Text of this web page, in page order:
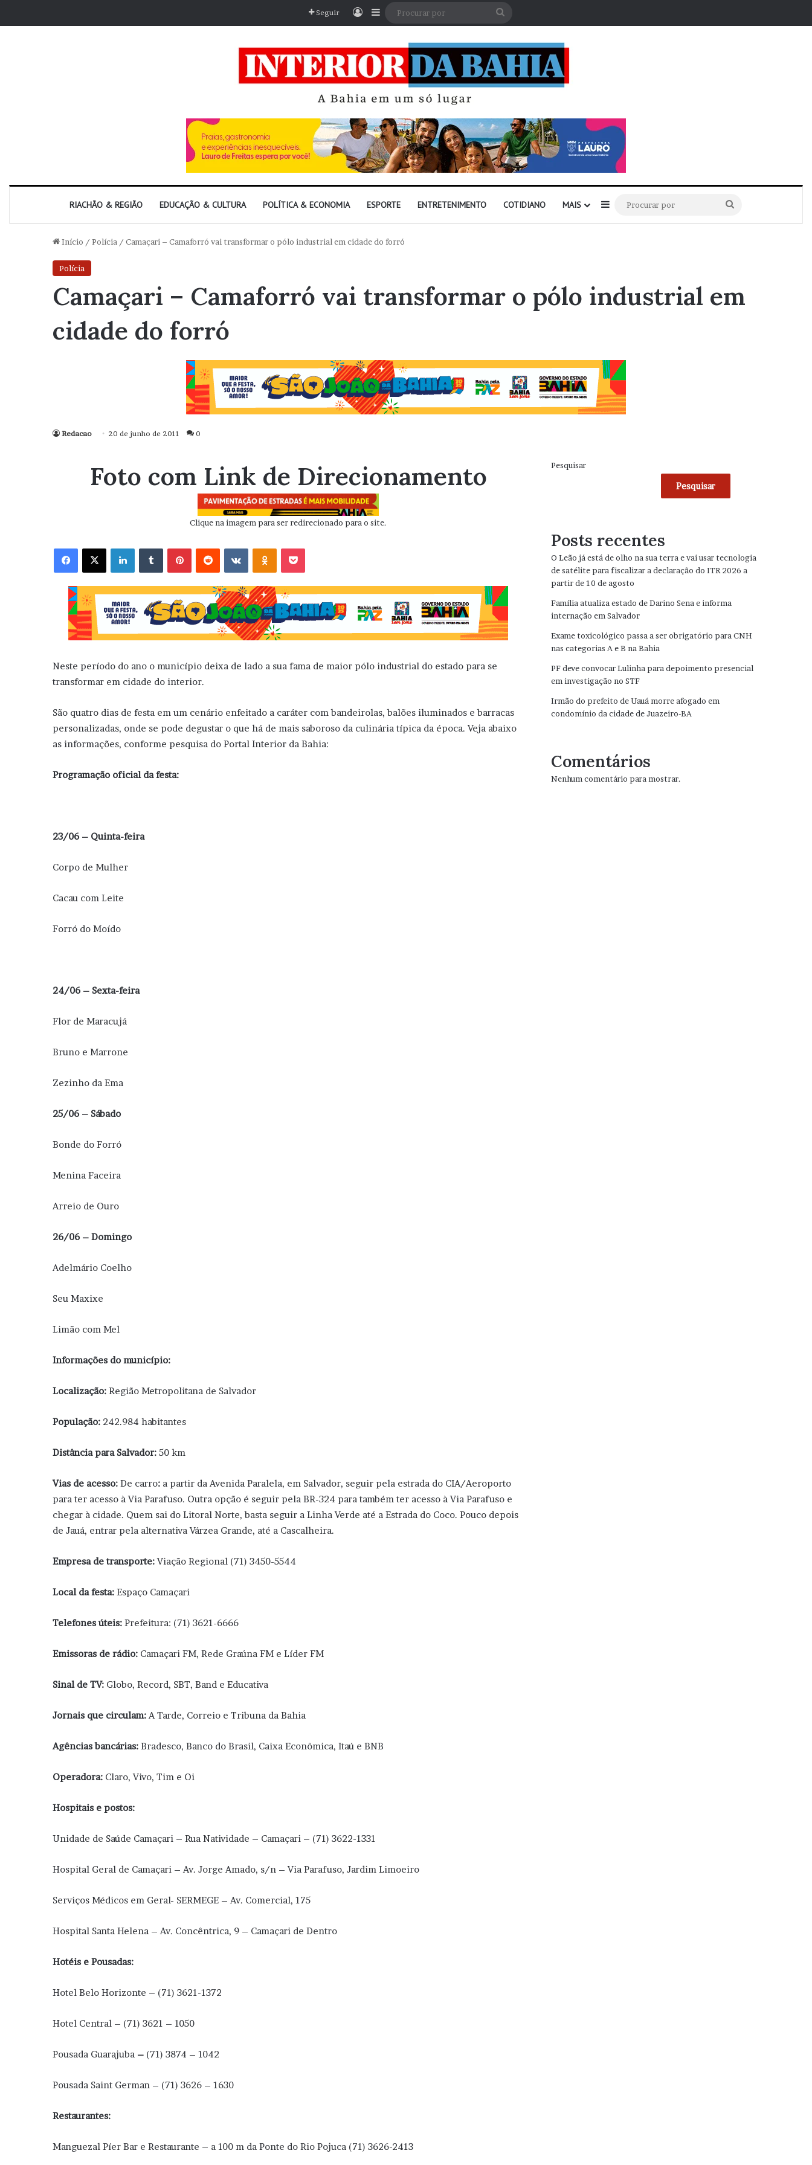
Seguir EntrarBarra Lateral
RIACHÃO & REGIÃO EDUCAÇÃO & CULTURA POLÍTICA & ECONOMIA ESPORTE ENTRETENIMENTO COTIDIANO MAIS Barra Lateral
por
Início / Polícia / Camaçari – Camaforró vai transformar o pólo industrial em cidade do forró
Polícia
Camaçari – Camaforró vai transformar o pólo industrial em
cidade do forró
Redacao 20 de junho de 2011 0
Foto com Link de Direcionamento
Clique na imagem para ser redirecionado para o site.
Facebook X Linkedin VK OK
Neste período do ano o município deixa de lado a sua fama de maior pólo industrial do estado para se
transformar em cidade do interior.
São quatro dias de festa em um cenário enfeitado a caráter com bandeirolas, balões iluminados e barracas
personalizadas, onde se pode degustar o que há de mais saboroso da culinária típica da época. Veja abaixo
as informações, conforme pesquisa do Portal Interior da Bahia:
Programação oficial da festa:
23/06 – Quinta-feira
Corpo de Mulher
Cacau com Leite
Forró do Moído
24/06 – Sexta-feira
Flor de Maracujá
Bruno e Marrone
Zezinho da Ema
25/06 – Sábado
Bonde do Forró
Menina Faceira
Arreio de Ouro
26/06 – Domingo
Adelmário Coelho
Seu Maxixe
Limão com Mel
Informações do município:
Localização: Região Metropolitana de Salvador
População: 242.984 habitantes
Distância para Salvador: 50 km
Vias de acesso: De carro: a partir da Avenida Paralela, em Salvador, seguir pela estrada do CIA/Aeroporto
para ter acesso à Via Parafuso. Outra opção é seguir pela BR-324 para também ter acesso à Via Parafuso e
chegar à cidade. Quem sai do Litoral Norte, basta seguir a Linha Verde até a Estrada do Coco. Pouco depois
de Jauá, entrar pela alternativa Várzea Grande, até a Cascalheira.
Empresa de transporte:Viação Regional (71) 3450-5544
Local da festa: Espaço Camaçari
Telefones úteis: Prefeitura: (71) 3621-6666
Emissoras de rádio: Camaçari FM, Rede Graúna FM e Líder FM
Sinal de TV: Globo, Record, SBT, Band e Educativa
Jornais que circulam: A Tarde, Correio e Tribuna da Bahia
Agências bancárias: Bradesco, Banco do Brasil, Caixa Econômica, Itaú e BNB
Operadora: Claro, Vivo, Tim e Oi
Hospitais e postos:
Unidade de Saúde Camaçari – Rua Natividade – Camaçari – (71) 3622-1331
Hospital Geral de Camaçari – Av. Jorge Amado, s/n – Via Parafuso, Jardim Limoeiro
Serviços Médicos em Geral- SERMEGE – Av. Comercial, 175
Hospital Santa Helena – Av. Concêntrica, 9 – Camaçari de Dentro
Hotéis e Pousadas:
Hotel Belo Horizonte – (71) 3621-1372
Hotel Central – (71) 3621 – 1050
Pousada Guarajuba – (71) 3874 – 1042
Pousada Saint German – (71) 3626 – 1630
Restaurantes:
Manguezal Píer Bar e Restaurante – a 100 m da Ponte do Rio Pojuca (71) 3626-2413
Pesquisar
Pesquisar
Posts recentes
O Leão já está de olho na sua terra e vai usar tecnologia
de satélite para fiscalizar a declaração do ITR 2026 a
partir de 10 de agosto
Família atualiza estado de Darino Sena e informa
internação em Salvador
Exame toxicológico passa a ser obrigatório para CNH
nas categorias A e B na Bahia
PF deve convocar Lulinha para depoimento presencial
em investigação no STF
Irmão do prefeito de Uauá morre afogado em
condomínio da cidade de Juazeiro-BA
Comentários
Nenhum comentário para mostrar.